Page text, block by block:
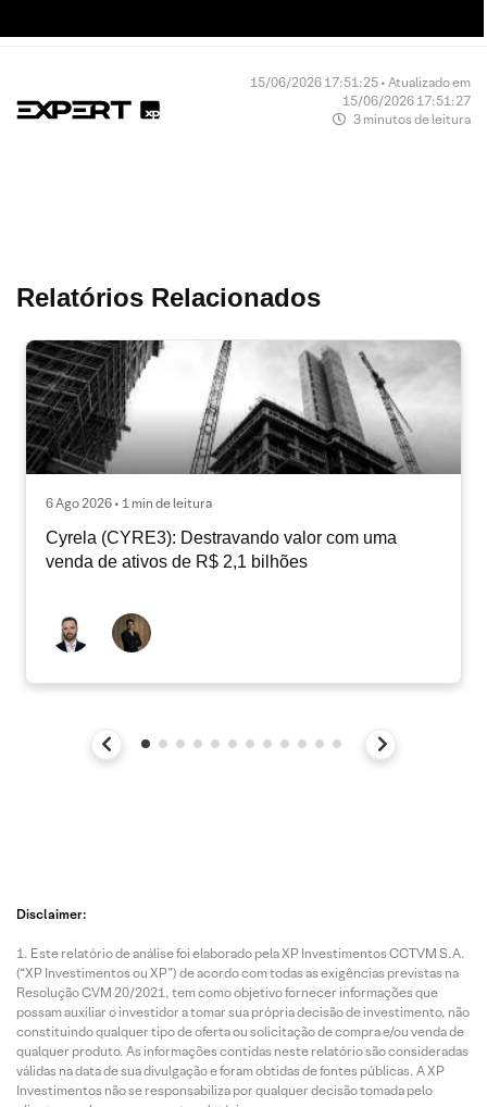
15/06/2026 17:51:25 • Atualizado em
15/06/2026 17:51:27
3 minutos de leitura
Relatórios Relacionados
6 Ago 2026 • 1 min de leitura
Cyrela (CYRE3): Destravando valor com uma
venda de ativos de R$ 2,1 bilhões
Disclaimer:
Este relatório de análise foi elaborado pela XP Investimentos CCTVM S.A.
(“XP Investimentos ou XP”) de acordo com todas as exigências previstas na
Resolução CVM 20/2021, tem como objetivo fornecer informações que
possam auxiliar o investidor a tomar sua própria decisão de investimento, não
constituindo qualquer tipo de oferta ou solicitação de compra e/ou venda de
qualquer produto. As informações contidas neste relatório são consideradas
válidas na data de sua divulgação e foram obtidas de fontes públicas. A XP
Investimentos não se responsabiliza por qualquer decisão tomada pelo